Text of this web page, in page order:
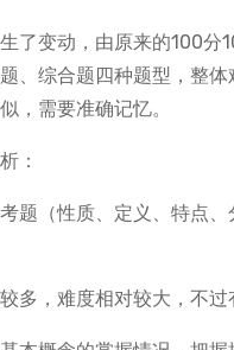
了变动，由原来的100
、综合题四种题型，整
，需要准确记忆。
：
题（性质、定义、特点
多，难度相对较大，不